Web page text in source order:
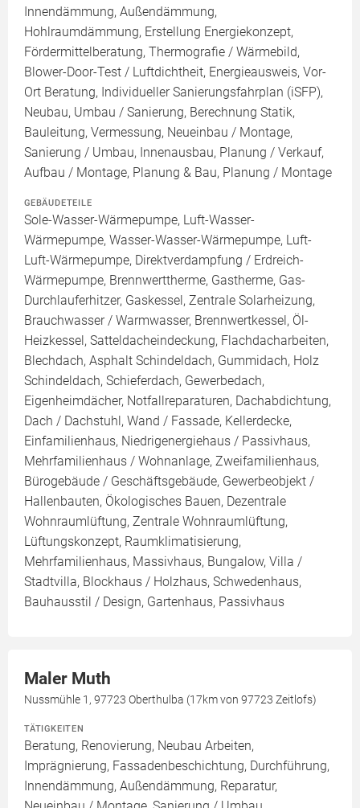
Innendämmung, Außendämmung,
Hohlraumdämmung, Erstellung Energiekonzept,
Fördermittelberatung, Thermografie / Wärmebild,
Blower-Door-Test / Luftdichtheit, Energieausweis, Vor-
Ort Beratung, Individueller Sanierungsfahrplan (iSFP),
Neubau, Umbau / Sanierung, Berechnung Statik,
Bauleitung, Vermessung, Neueinbau / Montage,
Sanierung / Umbau, Innenausbau, Planung / Verkauf,
Aufbau / Montage, Planung & Bau, Planung / Montage
GEBÄUDETEILE
Sole-Wasser-Wärmepumpe, Luft-Wasser-
Wärmepumpe, Wasser-Wasser-Wärmepumpe, Luft-
Luft-Wärmepumpe, Direktverdampfung / Erdreich-
Wärmepumpe, Brennwerttherme, Gastherme, Gas-
Durchlauferhitzer, Gaskessel, Zentrale Solarheizung,
Brauchwasser / Warmwasser, Brennwertkessel, Öl-
Heizkessel, Satteldacheindeckung, Flachdacharbeiten,
Blechdach, Asphalt Schindeldach, Gummidach, Holz
Schindeldach, Schieferdach, Gewerbedach,
Eigenheimdächer, Notfallreparaturen, Dachabdichtung,
Dach / Dachstuhl, Wand / Fassade, Kellerdecke,
Einfamilienhaus, Niedrigenergiehaus / Passivhaus,
Mehrfamilienhaus / Wohnanlage, Zweifamilienhaus,
Bürogebäude / Geschäftsgebäude, Gewerbeobjekt /
Hallenbauten, Ökologisches Bauen, Dezentrale
Wohnraumlüftung, Zentrale Wohnraumlüftung,
Lüftungskonzept, Raumklimatisierung,
Mehrfamilienhaus, Massivhaus, Bungalow, Villa /
Stadtvilla, Blockhaus / Holzhaus, Schwedenhaus,
Bauhausstil / Design, Gartenhaus, Passivhaus
Maler Muth
Nussmühle 1, 97723 Oberthulba (17km von 97723 Zeitlofs)
TÄTIGKEITEN
Beratung, Renovierung, Neubau Arbeiten,
Imprägnierung, Fassadenbeschichtung, Durchführung,
Innendämmung, Außendämmung, Reparatur,